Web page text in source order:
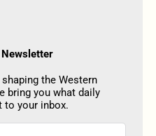
Newsletter
the Western
bring you what daily
to your inbox.